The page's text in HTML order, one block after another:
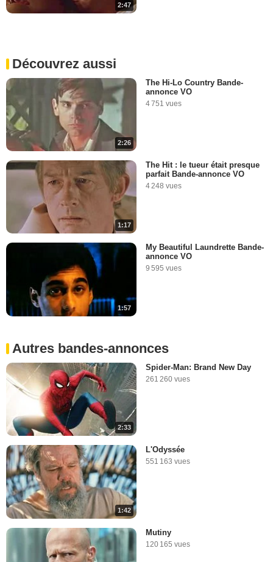
2:47
Découvrez aussi
2:26
The Hi-Lo Country Bande-
annonce VO
4 751 vues
1:17
The Hit : le tueur était presque
parfait Bande-annonce VO
4 248 vues
1:57
My Beautiful Laundrette Bande-
annonce VO
9 595 vues
Autres bandes-annonces
2:33
Spider-Man: Brand New Day
261 260 vues
1:42
L'Odyssée
551 163 vues
Mutiny
120 165 vues